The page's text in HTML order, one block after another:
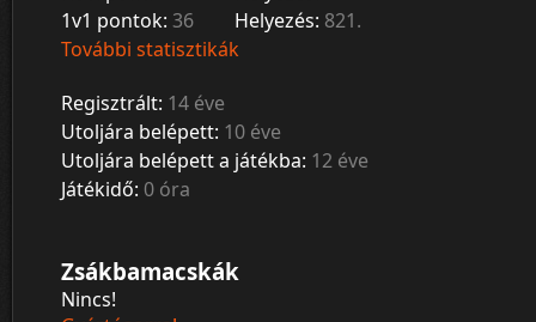
1v1 pontok: 36 Helyezés: 821.
További statisztikák
Regisztrált: 14 éve
Utoljára belépett: 10 éve
Utoljára belépett a játékba: 12 éve
Játékidő: 0 óra
Zsákbamacskák
Nincs!